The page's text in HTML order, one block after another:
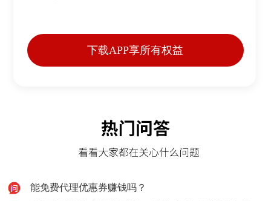
下载APP享所有权益
能免费代理优惠券赚钱吗？